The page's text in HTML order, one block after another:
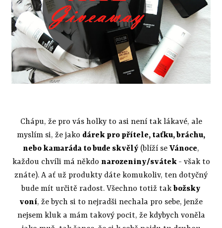
Chápu, že pro vás holky to asi není tak lákavé, ale
myslím si, že jako dárek pro přítele, taťku, bráchu,
nebo kamaráda to bude skvělý (blíží se Vánoce,
každou chvíli má někdo narozeniny/svátek - však to
znáte). A ať už produkty dáte komukoliv, ten dotyčný
bude mít určitě radost. Všechno totiž tak božsky
voní, že bych si to nejradši nechala pro sebe, jenže
nejsem kluk a mám takový pocit, že kdybych voněla